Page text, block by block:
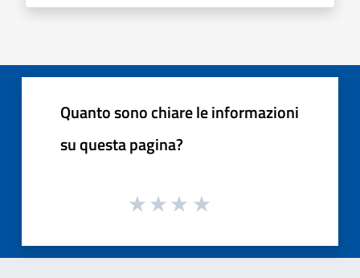
Quanto sono chiare le informazioni
su questa pagina?